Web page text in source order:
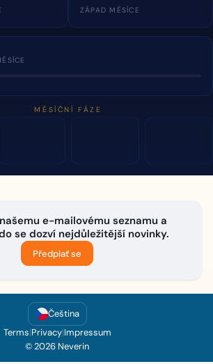
ZÁPAD MĚSÍCE
MĚSÍČNÍ FÁZE
e-mailovému seznamu a
se dozví nejdůležitější novinky.
Předplať se
Čeština
Terms|Privacy|Impressum
© 2026 Neverin